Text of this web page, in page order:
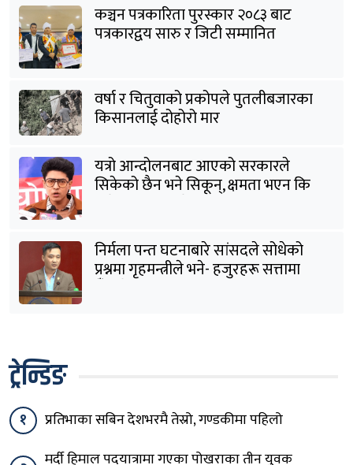
कञ्चन पत्रकारिता पुरस्कार २०८३ बाट
पत्रकारद्वय सारु र जिटी सम्मानित
वर्षा र चितुवाको प्रकोपले पुतलीबजारका
किसानलाई दोहोरो मार
यत्रो आन्दोलनबाट आएको सरकारले
सिकेको छैन भने सिकून्, क्षमता भएन कि
विवेक भएन कि के भएन ?: मिराज ढुंगाना
निर्मला पन्त घटनाबारे सांसदले सोधेको
प्रश्नमा गृहमन्त्रीले भने- हजुरहरू सत्तामा
हुँदाखेरि किन नगर्नुभएको यो ?
ट्रेन्डिङ
१ प्रतिभाका सबिन देशभरमै तेस्रो, गण्डकीमा पहिलो
मर्दी हिमाल पदयात्रामा गएका पोखराका तीन युवक